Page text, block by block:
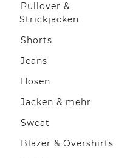
Pullover &
Strickjacken
Shorts
Jeans
Hosen
Jacken & mehr
Sweat
Blazer & Overshirts